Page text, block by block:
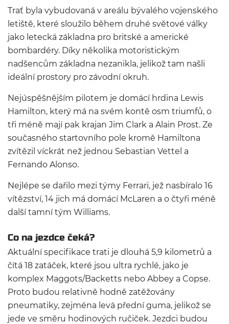
Trať byla vybudovaná v areálu bývalého vojenského
letiště, které sloužilo během druhé světové války
jako letecká základna pro britské a americké
bombardéry. Díky několika motoristickým
nadšencům základna nezanikla, jelikož tam našli
ideální prostory pro závodní okruh.
Nejúspěšnějším pilotem je domácí hrdina Lewis
Hamilton, který má na svém kontě osm triumfů, o
tři méně mají pak krajan Jim Clark a Alain Prost. Ze
současného startovního pole kromě Hamiltona
zvítězil víckrát než jednou Sebastian Vettel a
Fernando Alonso.
Nejlépe se dařilo mezi týmy Ferrari, jež nasbíralo 16
vítězství, 14 jich má domácí McLaren a o čtyři méně
další tamní tým Williams.
Co na jezdce čeká?
Aktuální specifikace trati je dlouhá 5,9 kilometrů a
čítá 18 zatáček, které jsou ultra rychlé, jako je
komplex Maggots/Backetts nebo Abbey a Copse.
Proto budou relativně hodně zatěžovány
pneumatiky, zejména levá přední guma, jelikož se
jede ve směru hodinových ručiček. Jezdci budou